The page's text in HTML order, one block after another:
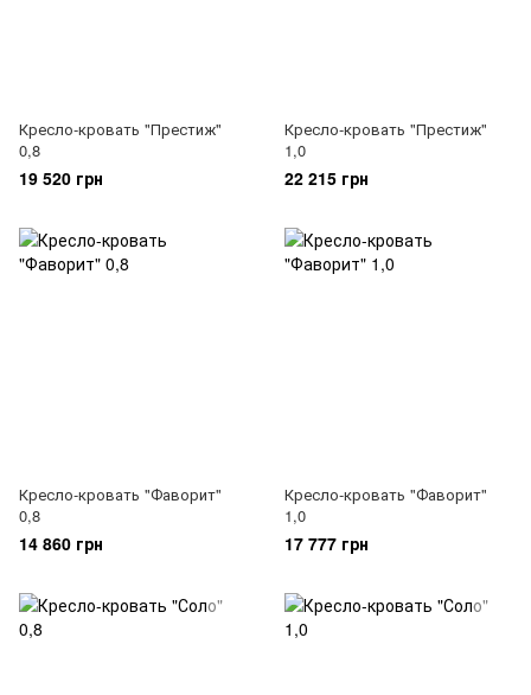
Кресло-кровать "Престиж"
0,8
19 520 грн
Кресло-кровать "Престиж"
1,0
22 215 грн
Кресло-кровать "Фаворит"
0,8
14 860 грн
Кресло-кровать "Фаворит"
1,0
17 777 грн